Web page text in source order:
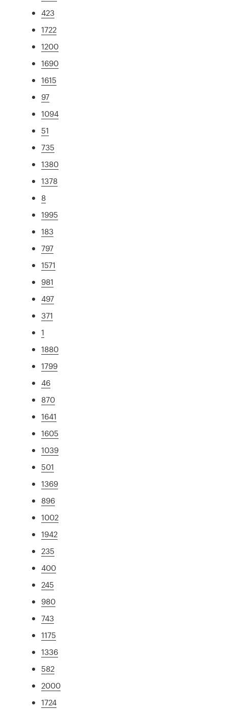
423
1722
1200
1690
1615
97
1094
51
735
1380
1378
8
1995
183
797
1571
981
497
371
1
1880
1799
46
870
1641
1605
1039
501
1369
896
1002
1942
235
400
245
980
743
1175
1336
582
2000
1724